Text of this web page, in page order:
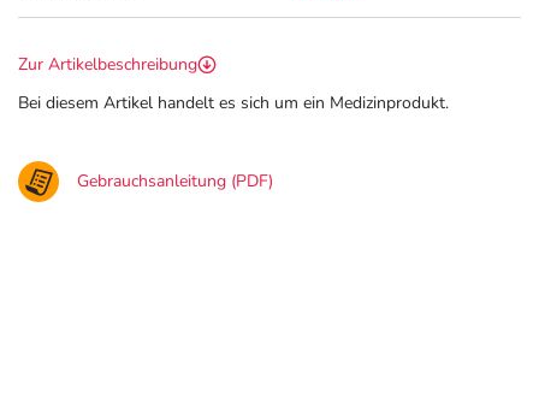
Zur Artikelbeschreibung
Bei diesem Artikel handelt es sich um ein Medizinprodukt.
Gebrauchsanleitung (PDF)